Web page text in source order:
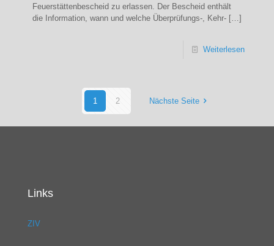
Feuerstättenbescheid zu erlassen. Der Bescheid enthält
die Information, wann und welche Überprüfungs-, Kehr- […]
Weiterlesen
1 2 Nächste Seite
Links
ZIV